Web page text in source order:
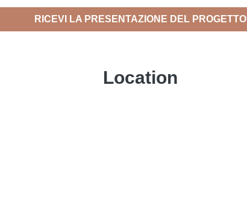
RICEVI LA PRESENTAZIONE DEL PROGETTO
Location